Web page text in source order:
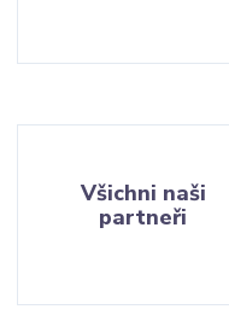
Všichni naši
partneři